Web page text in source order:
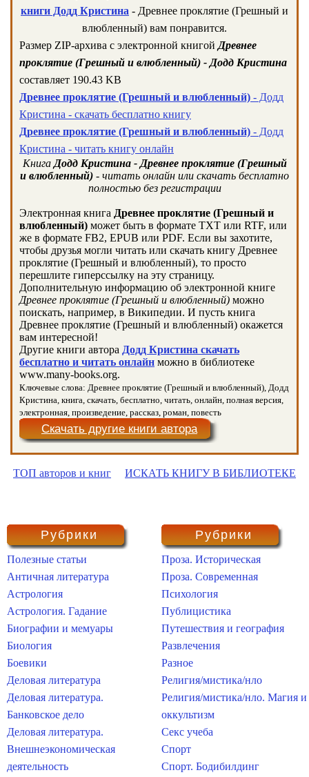
книги Додд Кристина - Древнее проклятие (Грешный и
влюбленный) вам понравится.
Размер ZIP-архива c электронной книгой Древнее
проклятие (Грешный и влюбленный) - Додд Кристина
составляет 190.43 KB
Древнее проклятие (Грешный и влюбленный) - Додд
Кристина - скачать бесплатно книгу
Древнее проклятие (Грешный и влюбленный) - Додд
Кристина - читать книгу онлайн
Книга Додд Кристина - Древнее проклятие (Грешный
и влюбленный) - читать онлайн или скачать бесплатно
полностью без регистрации
Электронная книга Древнее проклятие (Грешный и
влюбленный) может быть в формате TXT или RTF, или
же в формате FB2, EPUB или PDF. Если вы захотите,
чтобы друзья могли читать или скачать книгу Древнее
проклятие (Грешный и влюбленный), то просто
перешлите гиперссылку на эту страницу.
Дополнительную информацию об электронной книге
Древнее проклятие (Грешный и влюбленный) можно
поискать, например, в Википедии. И пусть книга
Древнее проклятие (Грешный и влюбленный) окажется
вам интересной!
Другие книги автора Додд Кристина скачать
бесплатно и читать онлайн можно в библиотеке
www.many-books.org.
Ключевые слова: Древнее проклятие (Грешный и влюбленный), Додд
Кристина, книга, скачать, бесплатно, читать, онлайн, полная версия,
электронная, произведение, рассказ, роман, повесть
Скачать другие книги автора
ТОП авторов и книг ИСКАТЬ КНИГУ В БИБЛИОТЕКЕ
Рубрики
Полезные статьи
Античная литература
Астрология
Астрология. Гадание
Биографии и мемуары
Биология
Боевики
Деловая литература
Деловая литература.
Банковское дело
Деловая литература.
Внешнеэкономическая
деятельность
Рубрики
Проза. Историческая
Проза. Современная
Психология
Публицистика
Путешествия и география
Развлечения
Разное
Религия/мистика/нло
Религия/мистика/нло. Магия и
оккультизм
Секс учеба
Спорт
Спорт. Бодибилдинг